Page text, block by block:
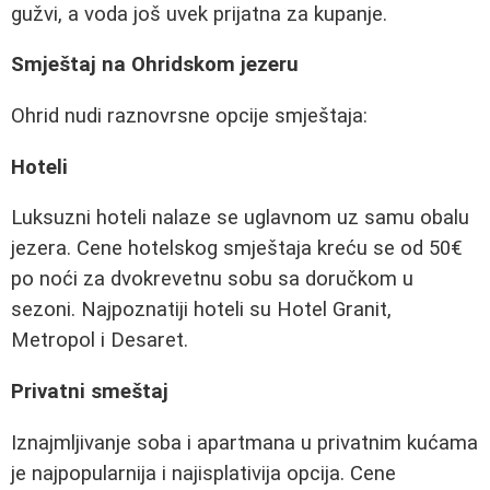
gužvi, a voda još uvek prijatna za kupanje.
Smještaj na Ohridskom jezeru
Ohrid nudi raznovrsne opcije smještaja:
Hoteli
Luksuzni hoteli nalaze se uglavnom uz samu obalu
jezera. Cene hotelskog smještaja kreću se od 50€
po noći za dvokrevetnu sobu sa doručkom u
sezoni. Najpoznatiji hoteli su Hotel Granit,
Metropol i Desaret.
Privatni smeštaj
Iznajmljivanje soba i apartmana u privatnim kućama
je najpopularnija i najisplativija opcija. Cene